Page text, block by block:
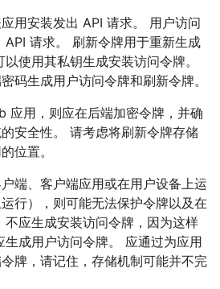
用安装发出 API 请求。 用户访问
请求。 刷新令牌用于重新生成
使用其私钥生成安装访问令牌。
码生成用户访问令牌和刷新令牌。
应用，则应在后端加密令牌，并确
安全性。 请考虑将刷新令牌存储
位置。
端、客户端应用或在用户设备上运
行），则可能无法保护令牌以及在
不应生成安装访问令牌，因为这样
成用户访问令牌。 应通过为应用
牌，请记住，存储机制可能并不完